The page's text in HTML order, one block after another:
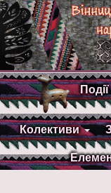
Події
Колективи